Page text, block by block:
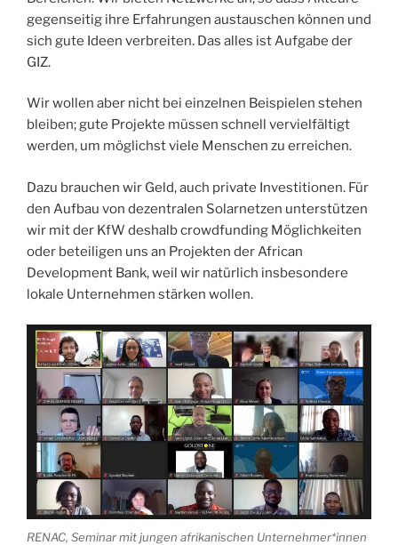
gegenseitig ihre Erfahrungen austauschen können und
sich gute Ideen verbreiten. Das alles ist Aufgabe der
GIZ.
Wir wollen aber nicht bei einzelnen Beispielen stehen
bleiben; gute Projekte müssen schnell vervielfältigt
werden, um möglichst viele Menschen zu erreichen.
Dazu brauchen wir Geld, auch private Investitionen. Für
den Aufbau von dezentralen Solarnetzen unterstützen
wir mit der KfW deshalb crowdfunding Möglichkeiten
oder beteiligen uns an Projekten der African
Development Bank, weil wir natürlich insbesondere
lokale Unternehmen stärken wollen.
RENAC, Seminar mit jungen afrikanischen Unternehmer*innen